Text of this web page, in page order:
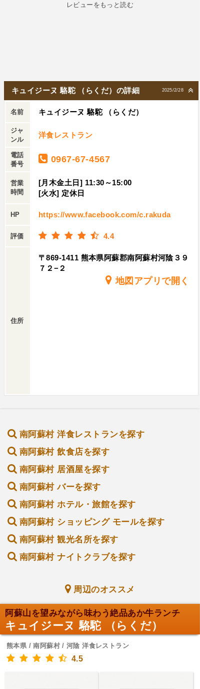
レビューをもっと読む
2025/2/28
キュイジーヌ 駱駝 （らくだ）の詳細
名前 キュイジーヌ 駱駝 （らくだ）
ジャ
ンル
洋食レストラン
電話
番号
0967-67-4567
営業
時間
[月木金土日] 11:30～15:00
[火水] 定休日
HP https://www.facebook.com/c.rakuda
評価 4.4
住所
〒869-1411 熊本県阿蘇郡南阿蘇村河陰３９
７２−２
地図アプリで開く
南阿蘇村 洋食レストランを探す
南阿蘇村 飲食店を探す
南阿蘇村 居酒屋を探す
南阿蘇村 バーを探す
南阿蘇村 ホテル・旅館を探す
南阿蘇村 ショッピング モールを探す
南阿蘇村 観光名所を探す
南阿蘇村 ナイトクラブを探す
周辺のオススメ
阿蘇山を望みながら味わう絶品あか牛ランチ
キュイジーヌ 駱駝 （らくだ）
熊本県 / 南阿蘇村 / 河陰 洋食レストラン
4.5